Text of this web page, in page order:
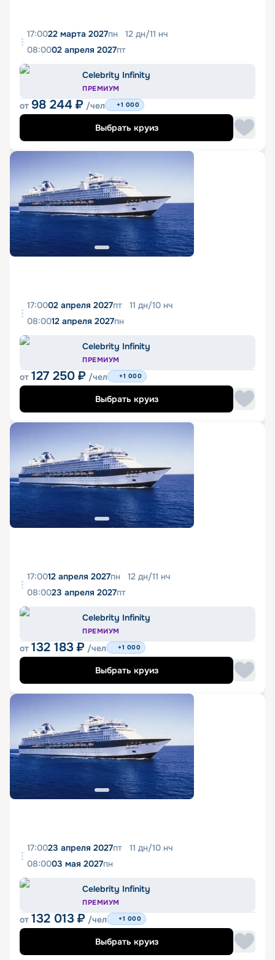
17:0022 марта 2027пн 12 дн/11 нч
08:0002 апреля 2027пт
Celebrity Infinity
ПРЕМИУМ
от 98 244 ₽ /чел +1 000
Выбрать круиз
17:0002 апреля 2027пт 11 дн/10 нч
08:0012 апреля 2027пн
Celebrity Infinity
ПРЕМИУМ
от 127 250 ₽ /чел +1 000
Выбрать круиз
17:0012 апреля 2027пн 12 дн/11 нч
08:0023 апреля 2027пт
Celebrity Infinity
ПРЕМИУМ
от 132 183 ₽ /чел +1 000
Выбрать круиз
17:0023 апреля 2027пт 11 дн/10 нч
08:0003 мая 2027пн
Celebrity Infinity
ПРЕМИУМ
от 132 013 ₽ /чел +1 000
Выбрать круиз